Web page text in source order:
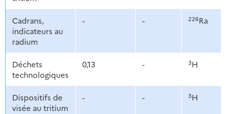
Cadrans,
indicateurs au
radium
- - 226Ra
Déchets
technologiques
0,13 - 3H
Dispositifs de
visée au tritium
- - 3H